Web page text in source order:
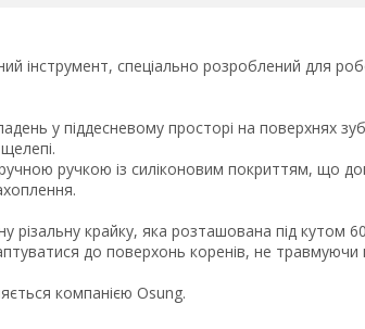
інструмент, спеціально розроблений для
у піддесневому просторі на поверхнях
ручкою із силіконовим покриттям, що
різальну крайку, яка розташована під кутом
до поверхонь коренів, не травмуючи
компанією Osung.